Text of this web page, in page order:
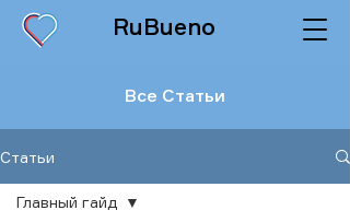
RuBueno
Все Статьи
Статьи
Главный гайд